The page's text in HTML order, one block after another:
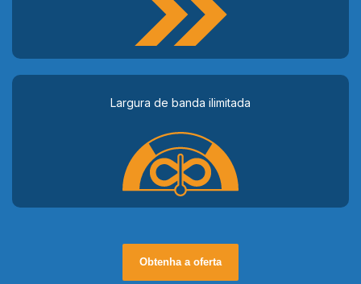
Largura de banda ilimitada
Obtenha a oferta